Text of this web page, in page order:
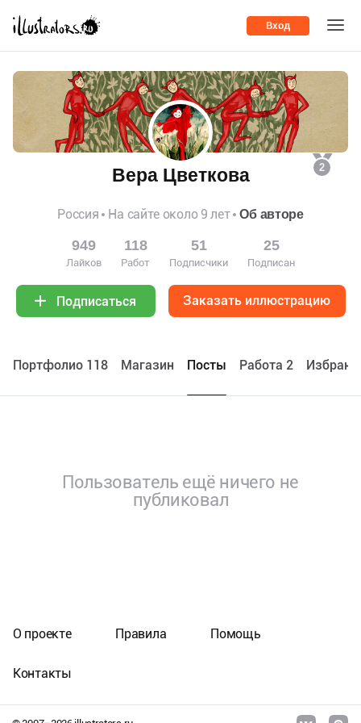
Вход
2
Вера Цветкова
Россия На сайте около 9 лет Об авторе
949
Лайков
118
Работ
51
Подписчики
25
Подписан
Подписаться Заказать иллюстрацию
Портфолио 118 Maгазин Посты Работа 2
Пользователь ещё ничего не
публиковал
О проекте Правила Помощь
Контакты